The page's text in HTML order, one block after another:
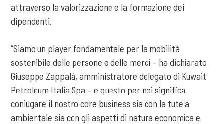
attraverso la valorizzazione e la formazione dei
dipendenti.
“Siamo un player fondamentale per la mobilità
sostenibile delle persone e delle merci – ha dichiarato
Giuseppe Zappalà, amministratore delegato di Kuwait
Petroleum Italia Spa – e questo per noi significa
coniugare il nostro core business sia con la tutela
ambientale sia con gli aspetti di natura economica e